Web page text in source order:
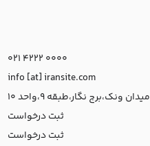
021 4222 0000
info [at] iransite.com
میدان ونک،برج نگار،طبقه 9،واحد 10
ثبت درخواست
ثبت درخواست